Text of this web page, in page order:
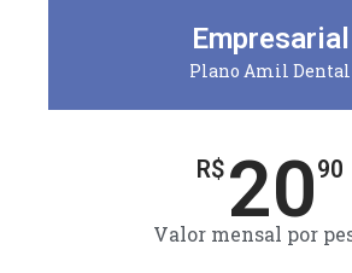
Empresarial
Plano Amil Dental
R$ 2090
Valor mensal por